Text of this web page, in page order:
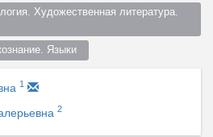
Художественная литература.
Языки
1
2